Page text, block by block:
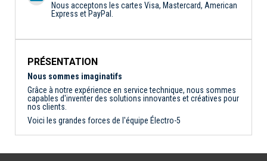
Nous acceptons les cartes Visa, Mastercard, American
Express et PayPal.
PRÉSENTATION
Nous sommes imaginatifs
Grâce à notre expérience en service technique, nous sommes
capables d'inventer des solutions innovantes et créatives pour
nos clients.
Voici les grandes forces de l'équipe Électro-5